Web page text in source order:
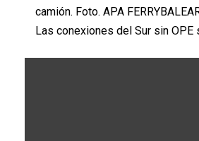
camión. Foto. APA
Las conexiones del Sur sin OPE